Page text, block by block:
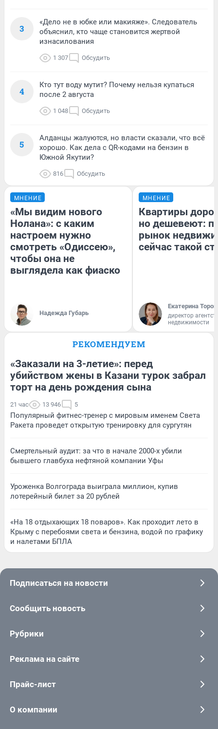
3
«Дело не в юбке или макияже». Следователь
объяснил, кто чаще становится жертвой
изнасилования
1 307 Обсудить
4
Кто тут воду мутит? Почему нельзя купаться
после 2 августа
1 048 Обсудить
5
Алданцы жалуются, но власти сказали, что всё
хорошо. Как дела с QR-кодами на бензин в
Южной Якутии?
816 Обсудить
МНЕНИЕ
«Мы видим нового
Нолана»: с каким
настроем нужно
смотреть «Одиссею»,
чтобы она не
выглядела как фиаско
Надежда Губарь
МНЕНИЕ
Квартиры
но дешевеют:
рынок
сейчас такой
Екатерина
директор
недвижимости
РЕКОМЕНДУЕМ
«Заказали на 3-летие»: перед
убийством жены в Казани турок забрал
торт на день рождения сына
21 час 13 946 5
Популярный фитнес-тренер с мировым именем Света
Ракета проведет открытую тренировку для сургутян
Смертельный аудит: за что в начале 2000-х убили
бывшего главбуха нефтяной компании Уфы
Уроженка Волгограда выиграла миллион, купив
лотерейный билет за 20 рублей
«На 18 отдыхающих 18 поваров». Как проходит лето в
Крыму с перебоями света и бензина, водой по графику
и налетами БПЛА
Подписаться на новости
Сообщить новость
Рубрики
Реклама на сайте
Прайс-лист
О компании